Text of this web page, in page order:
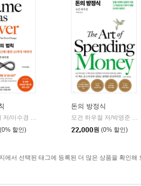
모건 하우절 저/이수경 역
(0% 할인)
돈의 방정식
모건 하우절 저/박영준 역
22,000원 (0% 할인)
에서 선택된 태그에 등록된 더 많은 상품을 확인해